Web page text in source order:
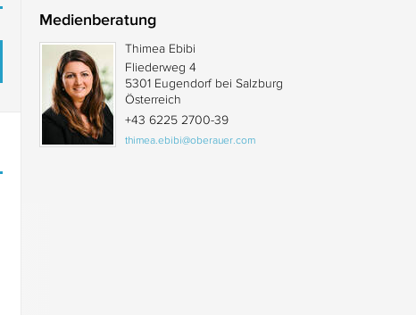
Medienberatung
Thimea Ebibi
Fliederweg 4
5301 Eugendorf bei Salzburg
Österreich
+43 6225 2700-39
thimea.ebibi@oberauer.com